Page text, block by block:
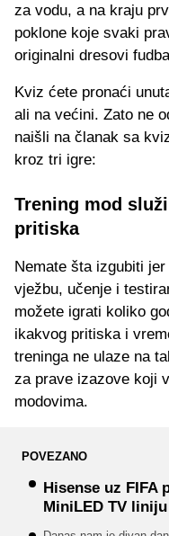
za vodu, a na kraju
poklone koje svaki
originalni dresovi
Kviz ćete pronaći
ali na većini. Zato ne
naišli na članak sa
kroz tri igre:
Trening mod
pritiska
Nemate šta izgubiti
vježbu, učenje i
možete igrati koliko
ikakvog pritiska i
treninga ne ulaze na
za prave izazove koji
modovima.
POVEZANO
Hisense uz FIFA
MiniLED TV